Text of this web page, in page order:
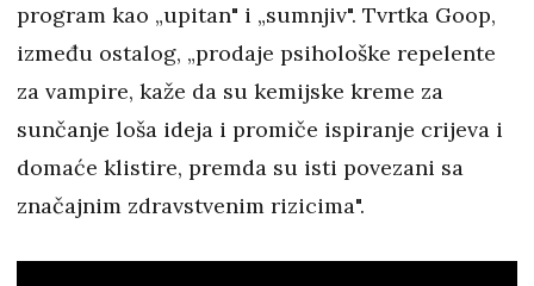
program kao „upitan" i „sumnjiv". Tvrtka Goop,
između ostalog, „prodaje psihološke repelente
za vampire, kaže da su kemijske kreme za
sunčanje loša ideja i promiče ispiranje crijeva i
domaće klistire, premda su isti povezani sa
značajnim zdravstvenim rizicima".